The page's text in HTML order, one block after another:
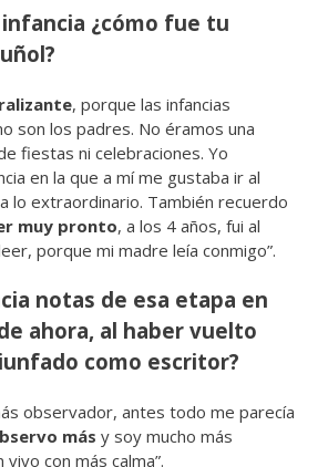
¿cómo fue tu
, porque las infancias
son los padres. No éramos una
fiestas ni celebraciones. Yo
en la que a mí me gustaba ir al
lo extraordinario. También recuerdo
muy pronto, a los 4 años, fui al
porque mi madre leía conmigo”.
notas de esa etapa en
ahora, al haber vuelto
como escritor?
observador, antes todo me parecía
más y soy mucho más
con más calma”.